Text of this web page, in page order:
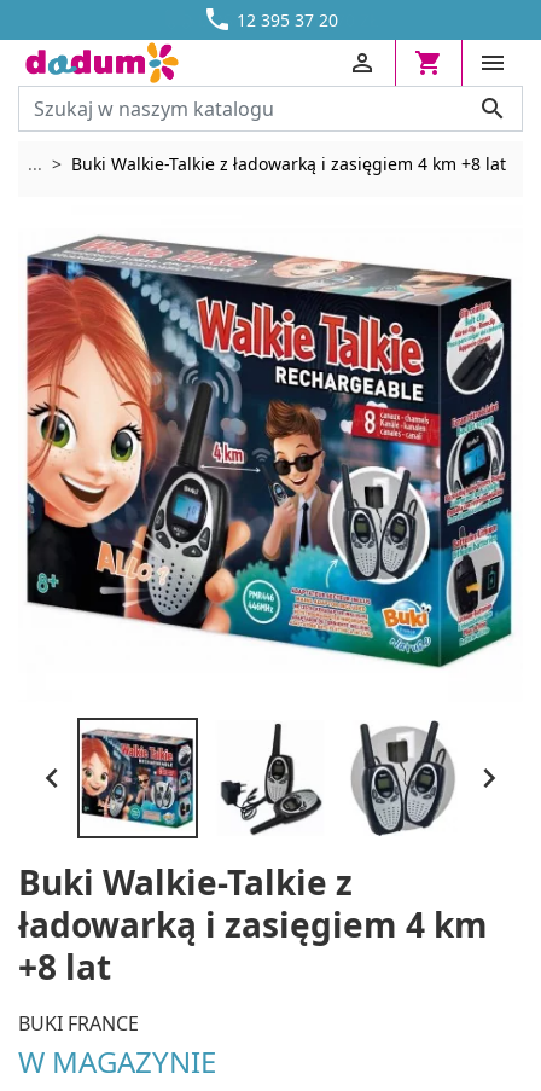
 12 395 37 20
DOSTAWA OD 13,70 ZŁ





... Rozwiń breadcrumbs
Buki Walkie-Talkie z ładowarką i zasięgiem 4 km +8 lat
 
Buki Walkie-Talkie z
ładowarką i zasięgiem 4 km
+8 lat
BUKI FRANCE
W MAGAZYNIE